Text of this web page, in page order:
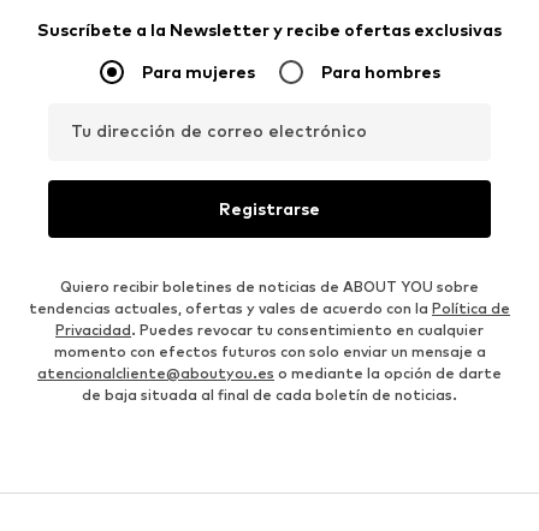
Suscríbete a la Newsletter y recibe ofertas exclusivas
Para mujeres Para hombres
Tu dirección de correo electrónico
Registrarse
Quiero recibir boletines de noticias de ABOUT YOU sobre
tendencias actuales, ofertas y vales de acuerdo con la Política de
Privacidad. Puedes revocar tu consentimiento en cualquier
momento con efectos futuros con solo enviar un mensaje a
atencionalcliente@aboutyou.es o mediante la opción de darte
de baja situada al final de cada boletín de noticias.